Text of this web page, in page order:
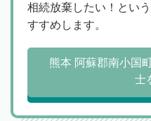
相続放棄したい！とい
すすめします。
熊本 阿蘇郡南小国
士